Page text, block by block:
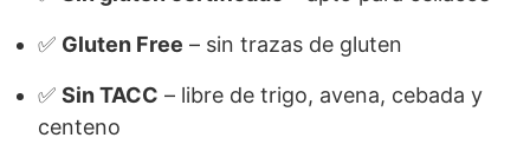
✅ Gluten Free – sin trazas de gluten
✅ Sin TACC – libre de trigo, avena, cebada y
centeno